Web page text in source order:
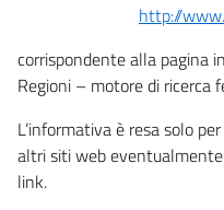
http://
corrispondente alla pagina
Regioni – motore di ricerca
L’informativa è resa solo
altri siti web
link.